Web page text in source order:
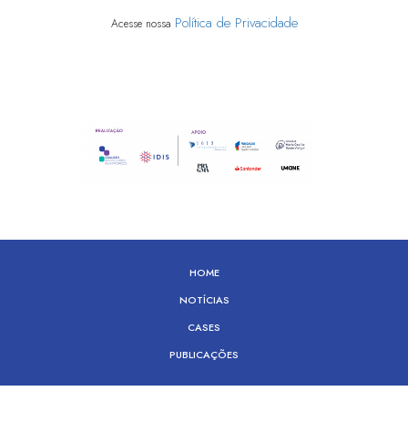
Acesse nossa Política de Privacidade
HOME
NOTÍCIAS
CASES
PUBLICAÇÕES